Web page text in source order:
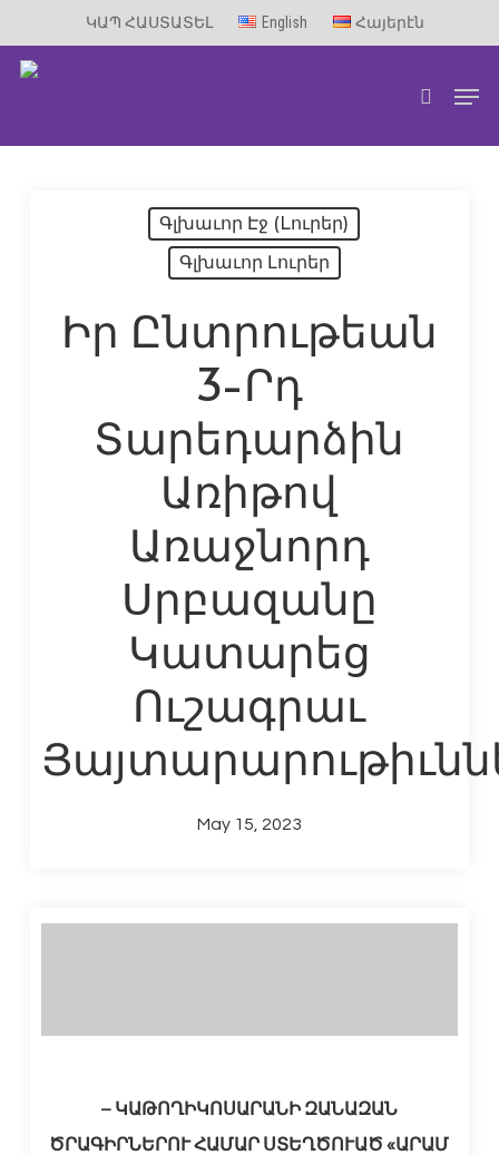
ԿԱՊ ՀԱՍՏԱՏԵԼ English Հայերէն
search
Գլխաւոր Էջ (Lուրեր)
Գլխաւոր Լուրեր
Իր Ընտրութեան
3-Րդ
Տարեդարձին
Առիթով
Առաջնորդ
Սրբազանը
Կատարեց
Ուշագրաւ
May 15, 2023
– ԿԱԹՈՂԻԿՈՍԱՐԱՆԻ ԶԱՆԱԶԱՆ
ԾՐԱԳԻՐՆԵՐՈՒ ՀԱՄԱՐ ՍՏԵՂԾՈՒԱԾ «ԱՐԱՄ